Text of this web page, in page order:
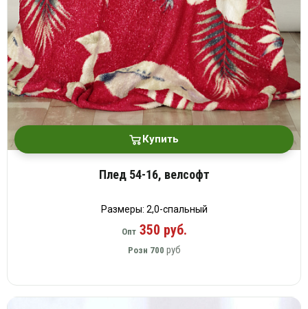
Купить
Плед 54-16, велсофт
Размеры: 2,0-спальный
Опт350 руб.
Розн 700 руб